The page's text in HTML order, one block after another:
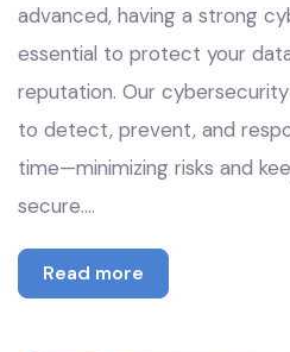
advanced, having a strong
essential to protect your
reputation. Our
to detect, prevent, and
time—minimizing risks and
secure.…
Read more